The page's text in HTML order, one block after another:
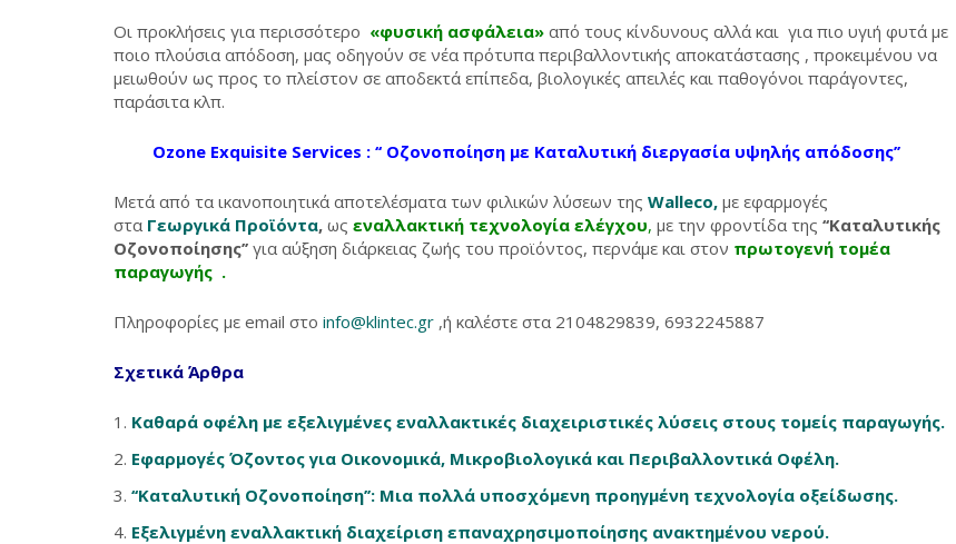
Οι προκλήσεις για περισσότερο «φυσική ασφάλεια» από τους κίνδυνους αλλά και για πιο υγιή φυτά με
ποιο πλούσια απόδοση, μας οδηγούν σε νέα πρότυπα περιβαλλοντικής αποκατάστασης , προκειμένου να
μειωθούν ως προς το πλείστον σε αποδεκτά επίπεδα, βιολογικές απειλές και παθογόνοι παράγοντες,
παράσιτα κλπ.
Ozone Exquisite Services : ‘‘ Οζονοποίηση με Καταλυτική διεργασία υψηλής απόδοσης’’
Μετά από τα ικανοποιητικά αποτελέσματα των φιλικών λύσεων της Walleco, με εφαρμογές
στα Γεωργικά Προϊόντα, ως εναλλακτική τεχνολογία ελέγχου, με την φροντίδα της ‘‘Καταλυτικής
Οζονοποίησης’’ για αύξηση διάρκειας ζωής του προϊόντος, περνάμε και στον πρωτογενή τομέα
παραγωγής .
Πληροφορίες με email στο info@klintec.gr ,ή καλέστε στα 2104829839, 6932245887
Σχετικά Άρθρα
Καθαρά οφέλη με εξελιγμένες εναλλακτικές διαχειριστικές λύσεις στους τομείς παραγωγής.
Εφαρμογές Όζοντος για Οικονομικά, Μικροβιολογικά και Περιβαλλοντικά Οφέλη.
‘‘Καταλυτική Οζονοποίηση’’: Μια πολλά υποσχόμενη προηγμένη τεχνολογία οξείδωσης.
Εξελιγμένη εναλλακτική διαχείριση επαναχρησιμοποίησης ανακτημένου νερού.